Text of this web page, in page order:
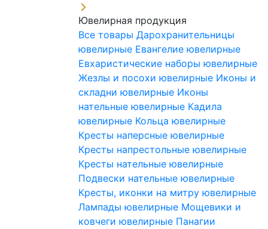
Ювелирная продукция
Все товары Дарохранительницы
ювелирные Евангелие ювелирные
Евхаристические наборы ювелирные
Жезлы и посохи ювелирные Иконы и
складни ювелирные Иконы
нательные ювелирные Кадила
ювелирные Кольца ювелирные
Кресты наперсные ювелирные
Кресты напрестольные ювелирные
Кресты нательные ювелирные
Подвески нательные ювелирные
Кресты, иконки на митру ювелирные
Лампады ювелирные Мощевики и
ковчеги ювелирные Панагии